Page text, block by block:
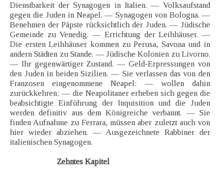
Dienstbarkeit der Synagogen in Italien. — Volksaufstand
gegen die Juden in Neapel. — Synagogen von Bologna. —
Benehmen der Päpste rücksichtlich der Juden. — Jüdische
Gemeinde zu Venedig. — Errichtung der Leihhäuser. —
Die ersten Leihhäuser kommen zu Perusa, Savona und in
andern Städten zu Stande. — Jüdische Kolonien zu Livorno.
— Ihr gegenwärtiger Zustand. — Geld-Erpressungen von
den Juden in beiden Sizilien. — Sie verlassen das von den
Franzosen eingenommene Neapel: — wollen dahin
zurückkehren; — die Neapolitaner erheben sich gegen die
beabsichtigte Einführung der Inquisition und die Juden
werden definitiv aus dem Königreiche verbannt. — Sie
finden Aufnahme zu Ferrara, müssen aber zuletzt auch von
hier wieder abziehen. — Ausgezeichnete Rabbiner der
italienischen Synagogen.
Zehntes Kapitel